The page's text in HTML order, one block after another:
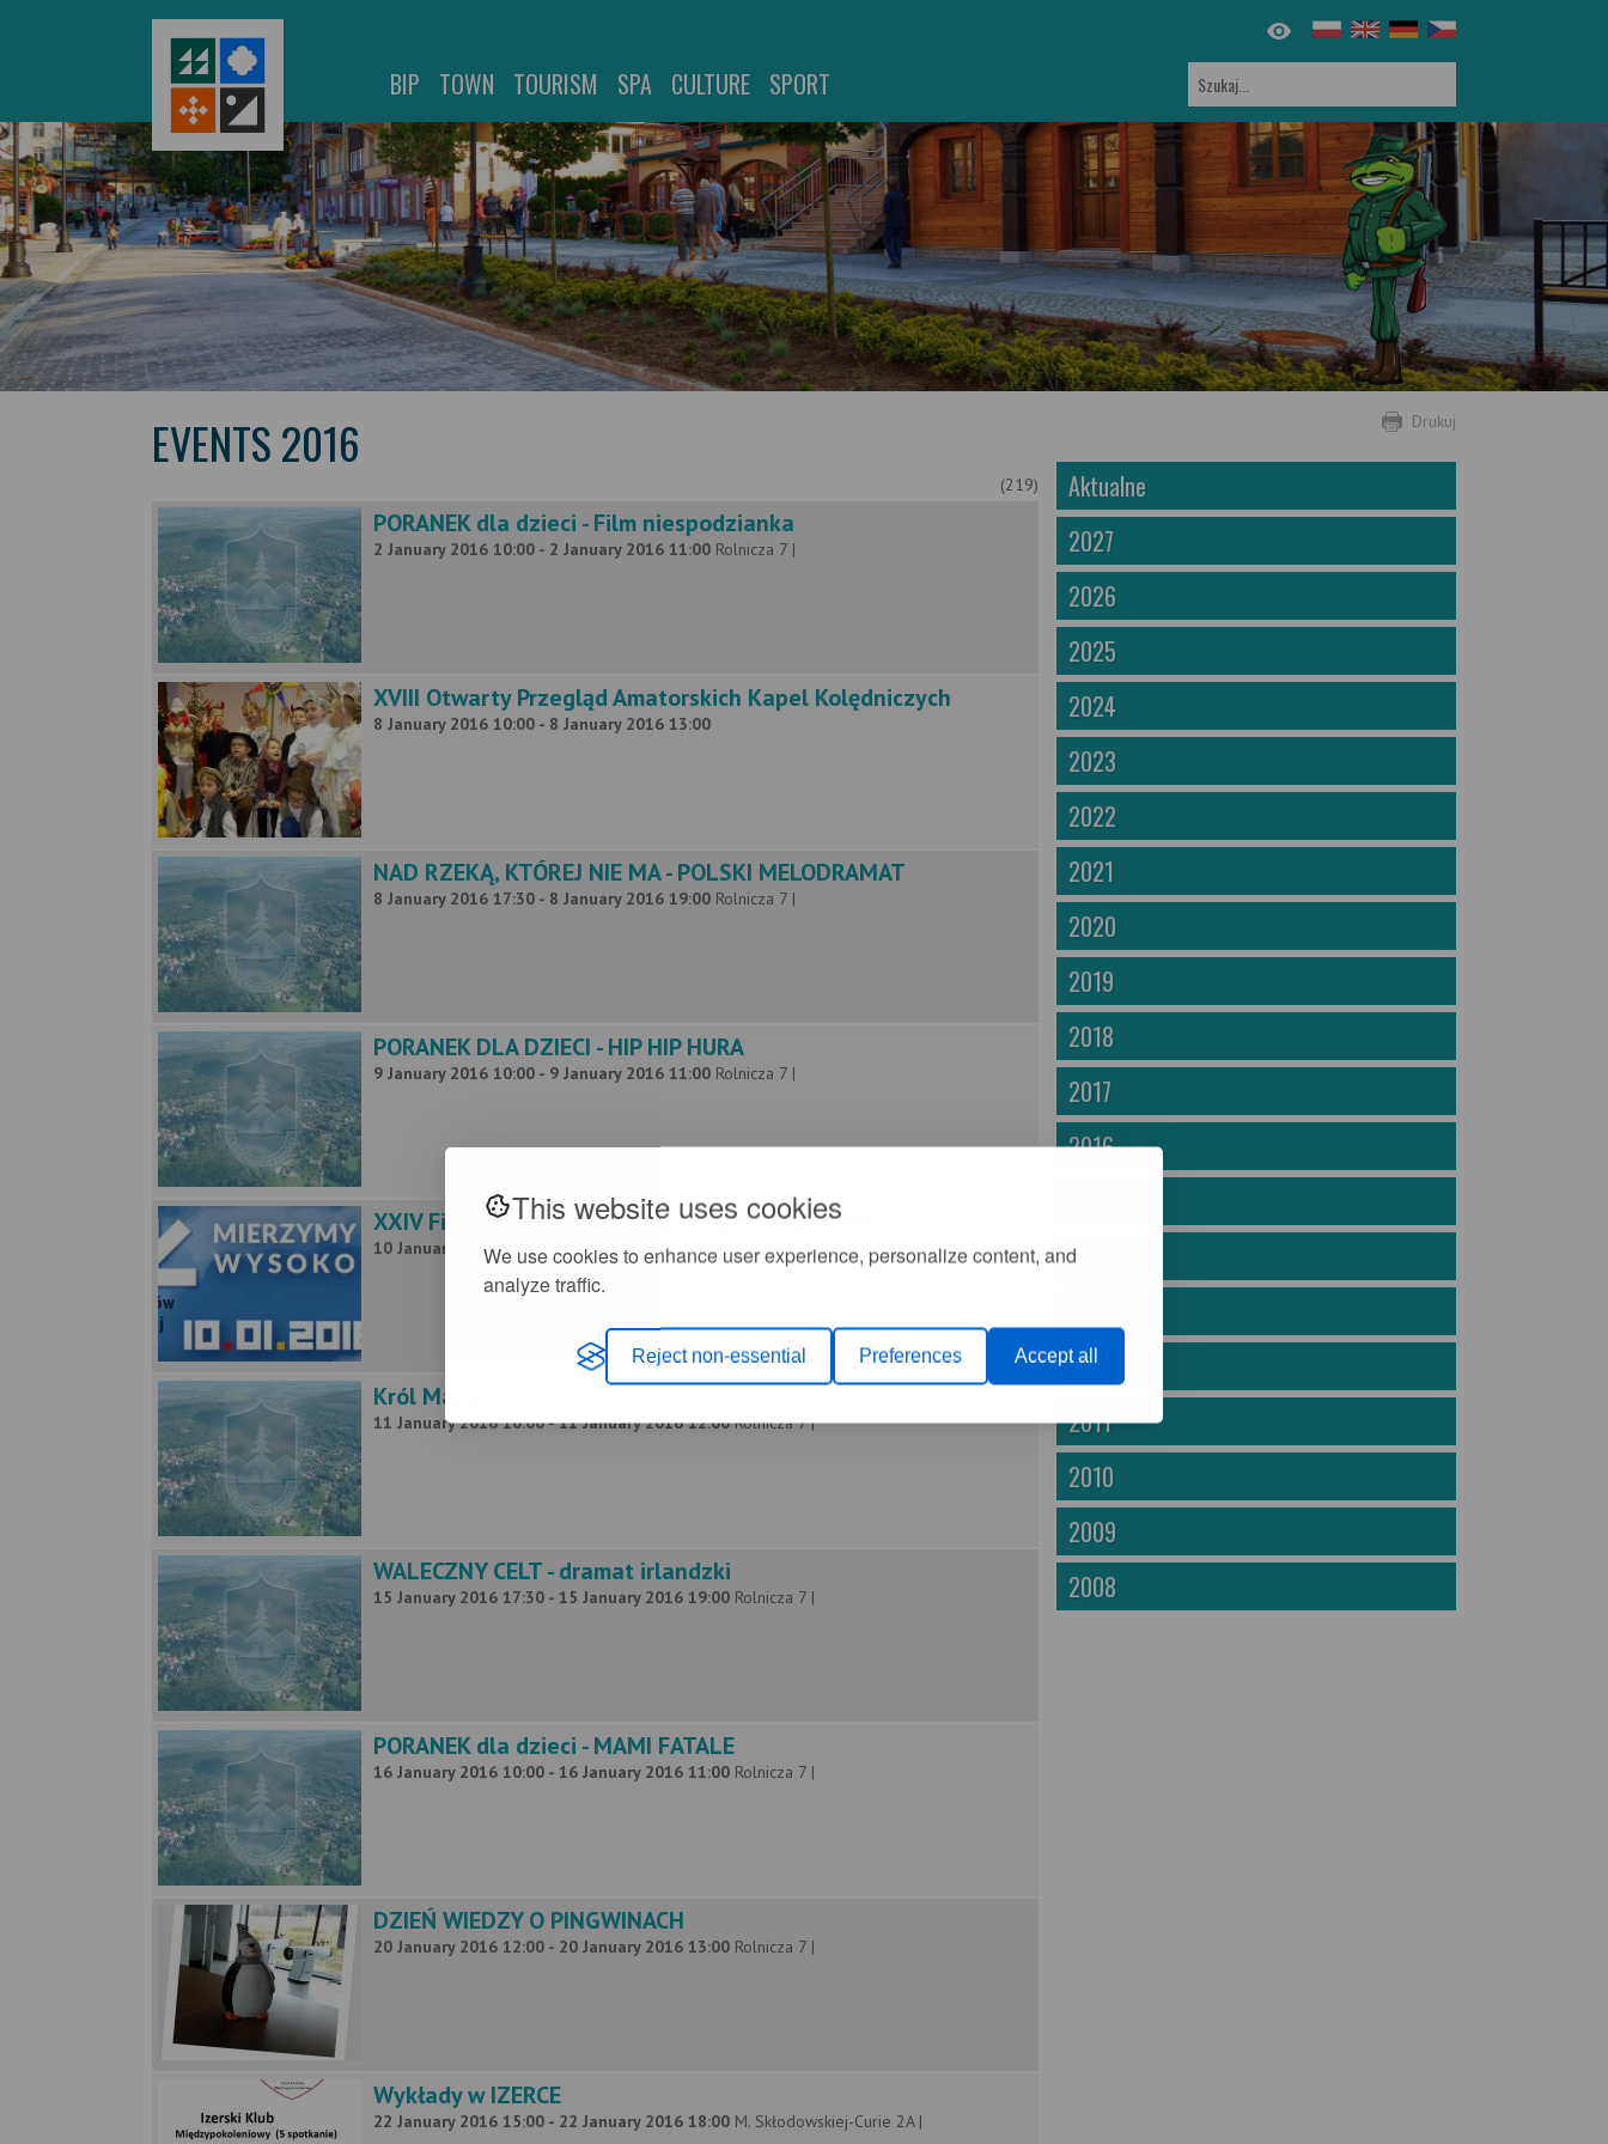
This website uses cookies
We use cookies to enhance user experience, personalize content, and
analyze traffic.
Reject non-essential Preferences Accept all
BIP TOWN TOURISM SPA CULTURE SPORT
Drukuj
EVENTS 2016
(219)
PORANEK dla dzieci - Film niespodzianka
2 January 2016 10:00 - 2 January 2016 11:00 Rolnicza 7 |
XVIII Otwarty Przegląd Amatorskich Kapel Kolędniczych
8 January 2016 10:00 - 8 January 2016 13:00
NAD RZEKĄ, KTÓREJ NIE MA - POLSKI MELODRAMAT
8 January 2016 17:30 - 8 January 2016 19:00 Rolnicza 7 |
PORANEK DLA DZIECI - HIP HIP HURA
9 January 2016 10:00 - 9 January 2016 11:00 Rolnicza 7 |
XXIV Finał Wielkiej Orkiestry Świątecznej Pomocy
10 January 2016 09:30 - 10 January 2016 19:30
Król Maciuś I
11 January 2016 10:00 - 11 January 2016 12:00Rolnicza 7 |
WALECZNY CELT - dramat irlandzki
15 January 2016 17:30 - 15 January 2016 19:00 Rolnicza 7 |
PORANEK dla dzieci - MAMI FATALE
16 January 2016 10:00 - 16 January 2016 11:00 Rolnicza 7 |
DZIEŃ WIEDZY O PINGWINACH
20 January 2016 12:00 - 20 January 2016 13:00 Rolnicza 7 |
Wykłady w IZERCE
22 January 2016 15:00 - 22 January 2016 18:00 M. Skłodowskiej-Curie 2A |
Aktualne
2027
2026
2025
2024
2023
2022
2021
2020
2019
2018
2017
2016
2014
2012
2011
2010
2009
2008